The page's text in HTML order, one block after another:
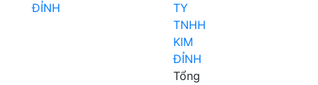
TY
TNHH
KIM
ĐỈNH
Tổng